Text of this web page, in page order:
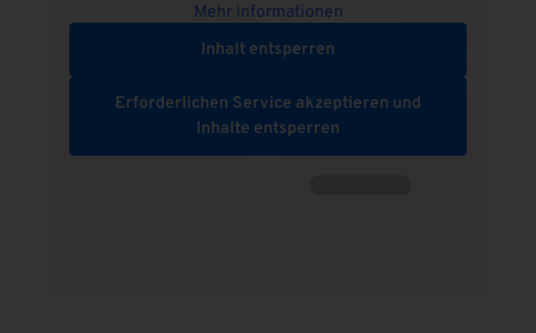
Mehr Informationen
Inhalt entsperren
Erforderlichen Service akzeptieren und
Inhalte entsperren